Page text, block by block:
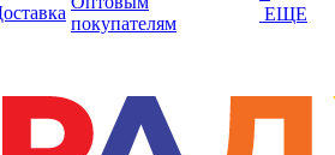
покупателям
ЕЩЕ